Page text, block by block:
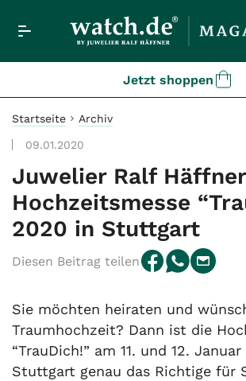
Jetzt shoppen
Startseite Archiv
09.01.2020
Juwelier Ralf
Hochzeitsmesse
2020 in Stuttgart
Diesen Beitrag teilen
Sie möchten heiraten und
Traumhochzeit? Dann ist die
“TrauDich!” am 11. und 12.
Stuttgart genau das Richtige für